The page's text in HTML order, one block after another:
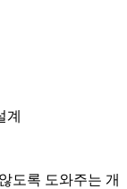
계
도록 도와주는 개